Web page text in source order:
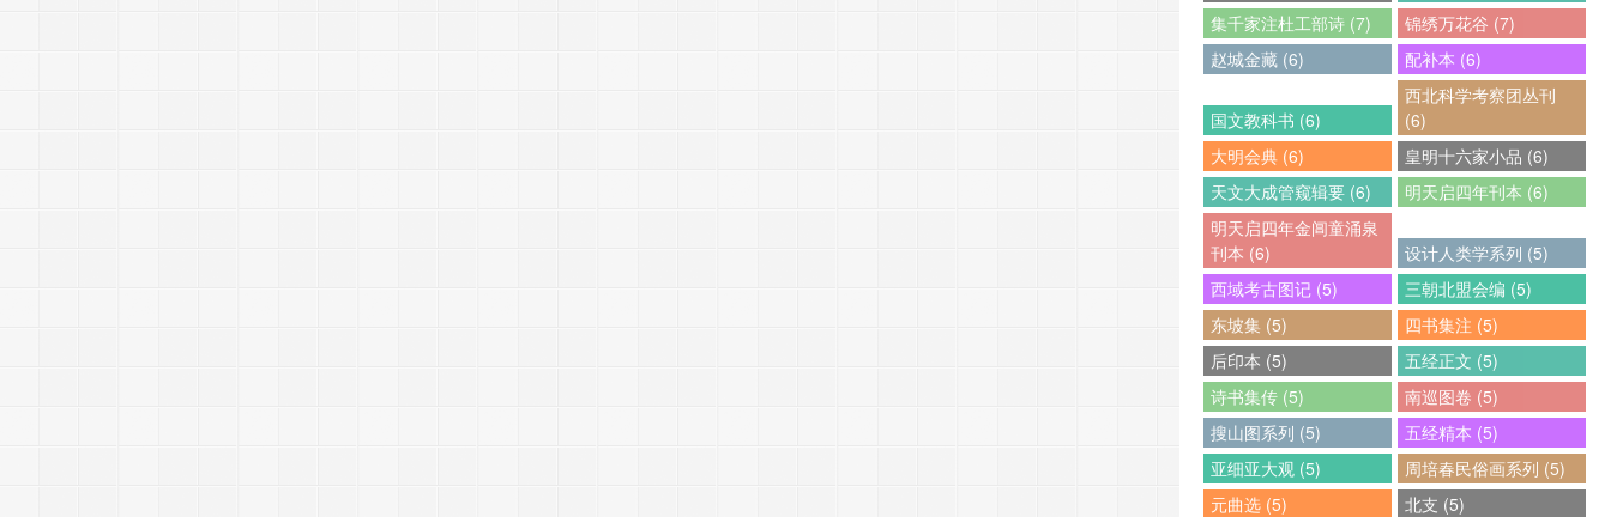
集千家注杜工部诗 (7)
锦绣万花谷 (7)
赵城金藏 (6)
配补本 (6)
国文教科书 (6)
西北科学考察团丛刊
(6)
大明会典 (6)
皇明十六家小品 (6)
天文大成管窥辑要 (6)
明天启四年刊本 (6)
明天启四年金阊童涌泉
刊本 (6)
设计人类学系列 (5)
西域考古图记 (5)
三朝北盟会编 (5)
东坡集 (5)
四书集注 (5)
后印本 (5)
五经正文 (5)
诗书集传 (5)
南巡图卷 (5)
搜山图系列 (5)
五经精本 (5)
亚细亚大观 (5)
周培春民俗画系列 (5)
元曲选 (5)
北支 (5)